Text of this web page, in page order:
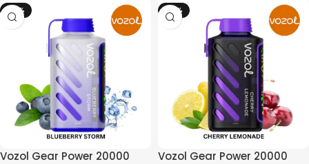
-12%
Vozol Gear Power 20000
-12%
Vozol Gear Power 20000